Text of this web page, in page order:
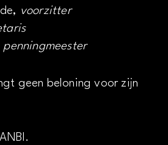
voorzitter
penningmeester
geen beloning voor zijn